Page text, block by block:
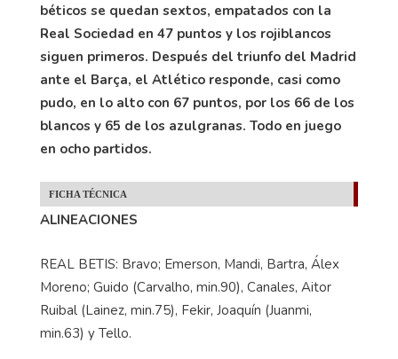
béticos se quedan sextos, empatados con la
Real Sociedad en 47 puntos y los rojiblancos
siguen primeros. Después del triunfo del Madrid
ante el Barça, el Atlético responde, casi como
pudo, en lo alto con 67 puntos, por los 66 de los
blancos y 65 de los azulgranas. Todo en juego
en ocho partidos.
FICHA TÉCNICA
ALINEACIONES
REAL BETIS: Bravo; Emerson, Mandi, Bartra, Álex
Moreno; Guido (Carvalho, min.90), Canales, Aitor
Ruibal (Lainez, min.75), Fekir, Joaquín (Juanmi,
min.63) y Tello.